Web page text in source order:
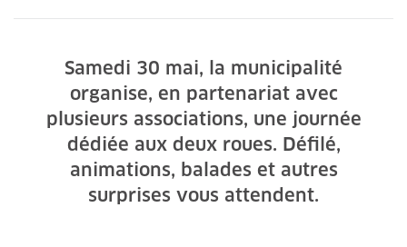
Samedi 30 mai, la municipalité
organise, en partenariat avec
plusieurs associations, une journée
dédiée aux deux roues. Défilé,
animations, balades et autres
surprises vous attendent.